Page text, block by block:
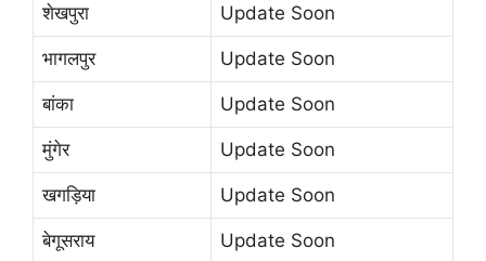
शेखपुरा Update Soon
भागलपुर Update Soon
बांका Update Soon
मुंगेर Update Soon
खगड़िया Update Soon
बेगूसराय Update Soon